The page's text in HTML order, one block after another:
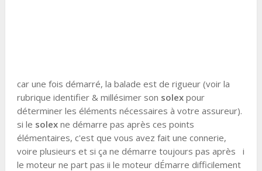
car une fois démarré, la balade est de rigueur (voir la
rubrique identifier & millésimer son solexpour
déterminer les éléments nécessaires à votre assureur).
si le solexne démarre pas après ces points
élémentaires, c'est que vous avez fait une connerie,
voire plusieurs et si ça ne démarre toujours pas après i
le moteur ne part pas ii le moteur dÉmarre difficilement